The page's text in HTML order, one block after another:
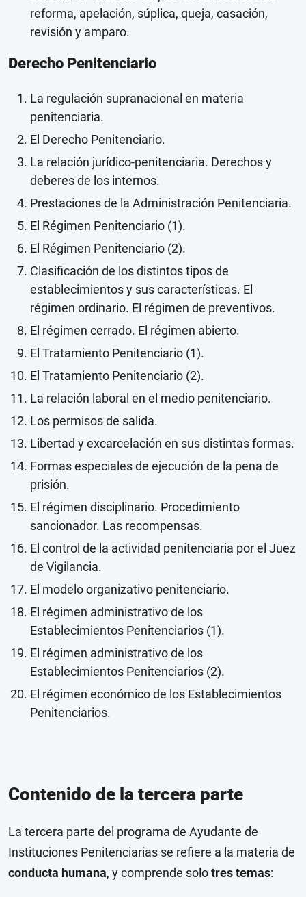
reforma, apelación, súplica, queja, casación,
revisión y amparo.
Derecho Penitenciario
La regulación supranacional en materia
penitenciaria.
El Derecho Penitenciario.
La relación jurídico-penitenciaria. Derechos y
deberes de los internos.
Prestaciones de la Administración Penitenciaria.
El Régimen Penitenciario (1).
El Régimen Penitenciario (2).
Clasificación de los distintos tipos de
establecimientos y sus características. El
régimen ordinario. El régimen de preventivos.
El régimen cerrado. El régimen abierto.
El Tratamiento Penitenciario (1).
El Tratamiento Penitenciario (2).
La relación laboral en el medio penitenciario.
Los permisos de salida.
Libertad y excarcelación en sus distintas formas.
Formas especiales de ejecución de la pena de
prisión.
El régimen disciplinario. Procedimiento
sancionador. Las recompensas.
El control de la actividad penitenciaria por el Juez
de Vigilancia.
El modelo organizativo penitenciario.
El régimen administrativo de los
Establecimientos Penitenciarios (1).
El régimen administrativo de los
Establecimientos Penitenciarios (2).
El régimen económico de los Establecimientos
Penitenciarios.
Contenido de la tercera parte
La tercera parte del programa de Ayudante de
Instituciones Penitenciarias se refiere a la materia de
conducta humana, y comprende solotres temas: